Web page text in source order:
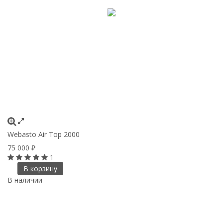
Webasto Air Top 2000
75 000 ₽
1
В корзину
В наличии